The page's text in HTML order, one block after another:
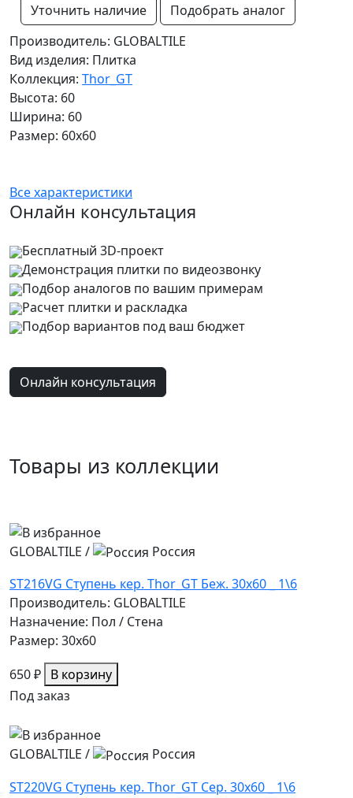
Уточнить наличие
Подобрать аналог
Производитель: GLOBALTILE
Вид изделия: Плитка
Коллекция: Thor_GT
Высота: 60
Ширина: 60
Размер: 60x60
Все характеристики
Онлайн консультация
Бесплатный 3D-проект
Демонстрация плитки по видеозвонку
Подбор аналогов по вашим примерам
Расчет плитки и раскладка
Подбор вариантов под ваш бюджет
Онлайн консультация
Товары из коллекции
GLOBALTILE /
Россия
ST216VG Ступень кер. Thor_GT Беж. 30x60 _ 1\6
Производитель: GLOBALTILE
Назначение: Пол / Стена
Размер: 30x60
650 ₽ В корзину
Под заказ
GLOBALTILE /
Россия
ST220VG Ступень кер. Thor_GT Сер. 30x60 _ 1\6